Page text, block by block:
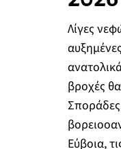
Λίγες
βροχές
Εύβοια,